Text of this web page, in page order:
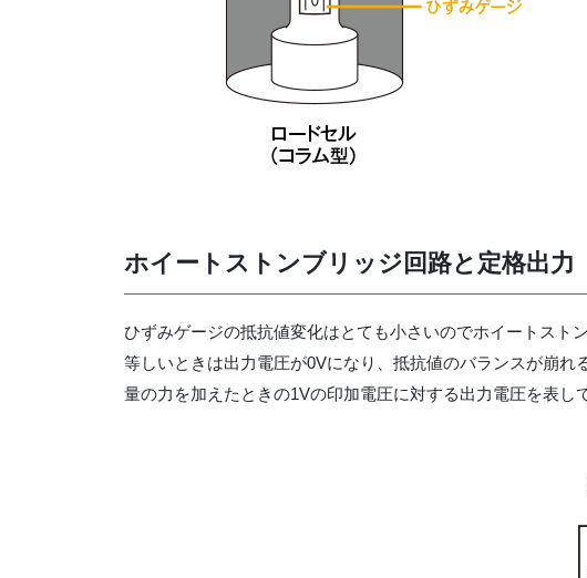
ホイートストンブリッジ回路と定格出力
ひずみゲージの抵抗値変化はとても小さいのでホイートスト
等しいときは出力電圧が0Vになり、抵抗値のバランスが崩
量の力を加えたときの1Vの印加電圧に対する出力電圧を表し